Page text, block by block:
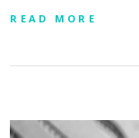
READ MORE